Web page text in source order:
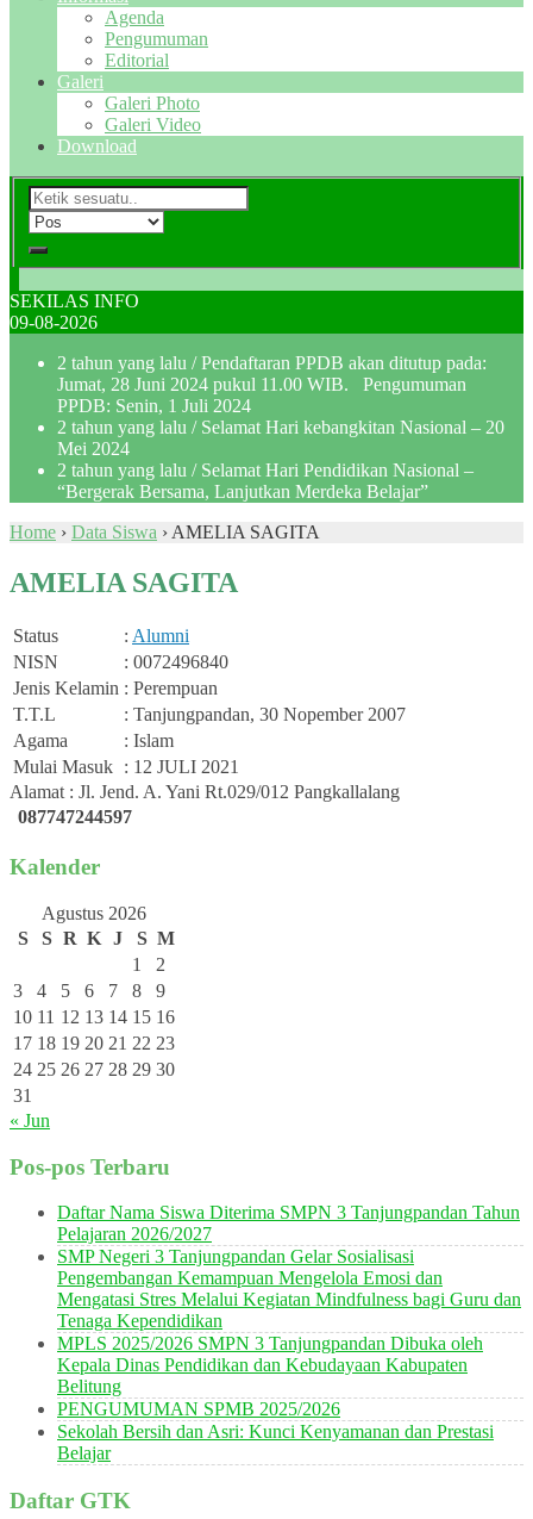
Agenda
Pengumuman
Editorial
Galeri
Galeri Photo
Galeri Video
Download
SEKILAS INFO
09-08-2026
2 tahun yang lalu / Pendaftaran PPDB akan ditutup pada:
Jumat, 28 Juni 2024 pukul 11.00 WIB. Pengumuman
PPDB: Senin, 1 Juli 2024
2 tahun yang lalu / Selamat Hari kebangkitan Nasional – 20
Mei 2024
2 tahun yang lalu / Selamat Hari Pendidikan Nasional –
“Bergerak Bersama, Lanjutkan Merdeka Belajar”
Home › Data Siswa › AMELIA SAGITA
AMELIA SAGITA
Status : Alumni
NISN
: 0072496840
Jenis Kelamin : Perempuan
T.T.L
: Tanjungpandan, 30 Nopember 2007
Agama
: Islam
Mulai Masuk : 12 JULI 2021
Alamat : Jl. Jend. A. Yani Rt.029/012 Pangkallalang
087747244597
Kalender
Agustus 2026
S
S R K J S M
1
2
3
4 5 6 7 8
9
10 11 12 13 14 15 16
17 18 19 20 21 22 23
24 25 26 27 28 29 30
31
« Jun
Pos-pos Terbaru
Daftar Nama Siswa Diterima SMPN 3 Tanjungpandan Tahun
Pelajaran 2026/2027
SMP Negeri 3 Tanjungpandan Gelar Sosialisasi
Pengembangan Kemampuan Mengelola Emosi dan
Mengatasi Stres Melalui Kegiatan Mindfulness bagi Guru dan
Tenaga Kependidikan
MPLS 2025/2026 SMPN 3 Tanjungpandan Dibuka oleh
Kepala Dinas Pendidikan dan Kebudayaan Kabupaten
Belitung
PENGUMUMAN SPMB 2025/2026
Sekolah Bersih dan Asri: Kunci Kenyamanan dan Prestasi
Belajar
Daftar GTK